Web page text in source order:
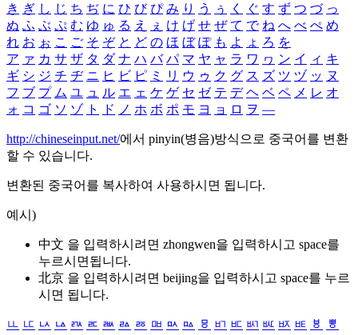
き ぎ し じ ち ぢ に ひ び ぴ み り う ぅ く ぐ す ず つ づ っ
ぬ ふ ぶ ぷ む ゆ ゅ る え ぇ け げ せ ぜ て で ね へ べ ぺ め
れ お ぉ こ ご そ ぞ と ど の ほ ぼ ぽ も よ ょ ろ を
ア ァ カ サ ザ タ ダ ナ ハ バ パ マ ヤ ャ ラ ワ ヮ ン イ ィ キ
ギ シ ジ チ ヂ ニ ヒ ビ ピ ミ リ ウ ゥ ク グ ス ズ ツ ヅ ッ ヌ
フ ブ プ ム ユ ュ ル エ ェ ケ ゲ セ ゼ テ デ ヘ ベ ペ メ レ オ
ォ コ ゴ ソ ゾ ト ド ノ ホ ボ ポ モ ヨ ョ ロ ヲ ―
http://chineseinput.net/에서 pinyin(병음)방식으로 중국어를 변환
할 수 있습니다.
변환된 중국어를 복사하여 사용하시면 됩니다.
예시)
中文 을 입력하시려면 zhongwen을 입력하시고 space를
누르시면됩니다.
北京 을 입력하시려면 beijing을 입력하시고 space를 누르
시면 됩니다.
ㅥ ㅦ ㅧ ㅨ ㅩ ㅪ ㅫ ㅬ ㅭ ㅮ ㅯ ㅰ ㅱ ㅲ ㅳ ㅴ ㅵ ㅶ ㅷ ㅸ
ㅹ